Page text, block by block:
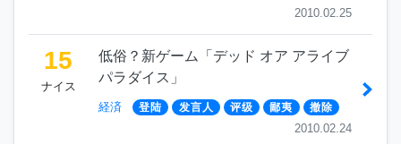
2010.02.25
15
ナイス
低俗？新ゲーム「デッド オア アライブ
パラダイス」
経済 登陆 发言人 评级 鄙夷 撤除
2010.02.24